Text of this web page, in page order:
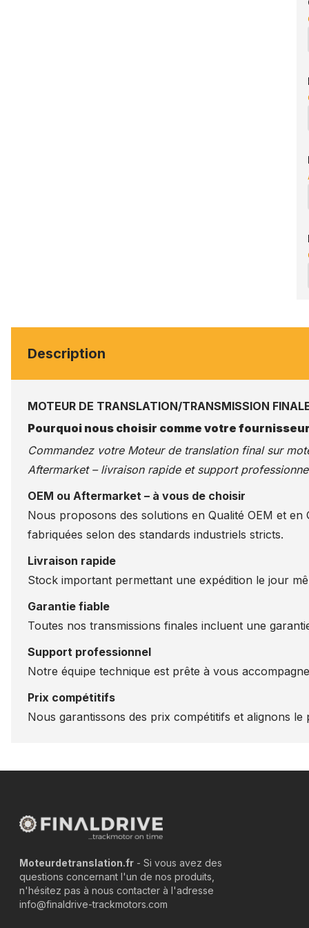
Description
MOTEUR DE TRANSLATION/TRANSMISSION
Pourquoi nous choisir comme votre
Commandez votre Moteur de translation final sur
Aftermarket – livraison rapide et support
OEM ou Aftermarket – à vous de choisir
Nous proposons des solutions en Qualité OEM et
fabriquées selon des standards industriels stricts.
Livraison rapide
Stock important permettant une expédition le jour
Garantie fiable
Toutes nos transmissions finales incluent une
Support professionnel
Notre équipe technique est prête à vous
Prix compétitifs
Nous garantissons des prix compétitifs et alignons
Moteurdetranslation.fr - Si vous avez des
questions concernant l'un de nos produits,
n'hésitez pas à nous contacter à l'adresse
info@finaldrive-trackmotors.com